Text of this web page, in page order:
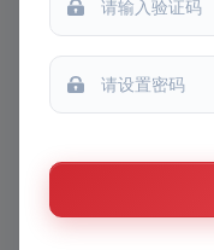
我的推广